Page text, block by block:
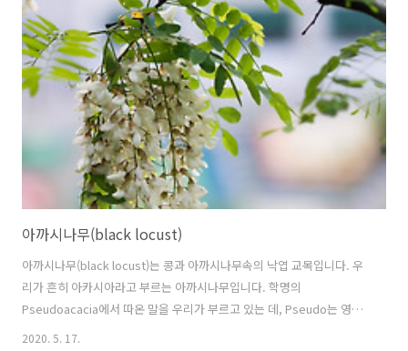
족제비싸리속 └ 족제비싸리 다른이름 족제비싸리, 왜싸리, desert
false indigo, false indigo-bush, bastard indigobush 원산지 북아
메리카
아까시나무(black locust)
아까시나무(black locust)는 콩과 아까시나무속의 낙엽 교목입니다. 우
리가 흔히 아카시아라고 부르는 아까시나무입니다. 학명의
Pseudoacacia에서 따온 말을 우리가 부르고 있는 데, Pseudo는 영어
로 fake, false 등의 의미로 가짜라는 뜻으로 가짜아카시아라는 뜻입니
2020. 5. 17.